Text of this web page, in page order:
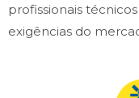
profissionais
exigências do